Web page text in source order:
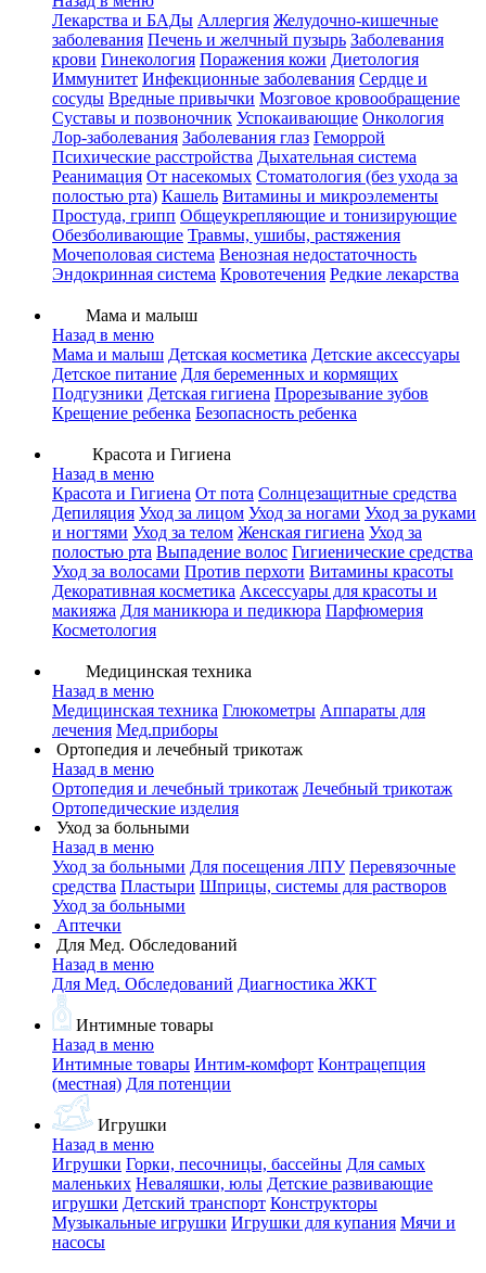
Лекарства и БАДы Аллергия Желудочно-кишечные
заболевания Печень и желчный пузырь Заболевания
крови Гинекология Поражения кожи Диетология
Иммунитет Инфекционные заболевания Сердце и
сосуды Вредные привычки Мозговое кровообращение
Суставы и позвоночник Успокаивающие Онкология
Лор-заболевания Заболевания глаз Геморрой
Психические расстройства Дыхательная система
Реанимация От насекомых Стоматология (без ухода за
полостью рта) Кашель Витамины и микроэлементы
Простуда, грипп Общеукрепляющие и тонизирующие
Обезболивающие Травмы, ушибы, растяжения
Мочеполовая система Венозная недостаточность
Эндокринная система Кровотечения Редкие лекарства
Мама и малыш
Назад в меню
Мама и малыш Детская косметика Детские аксессуары
Детское питание Для беременных и кормящих
Подгузники Детская гигиена Прорезывание зубов
Крещение ребенка Безопасность ребенка
Красота и Гигиена
Назад в меню
Красота и Гигиена От пота Солнцезащитные средства
Депиляция Уход за лицом Уход за ногами Уход за руками
и ногтями Уход за телом Женская гигиена Уход за
полостью рта Выпадение волос Гигиенические средства
Уход за волосами Против перхоти Витамины красоты
Декоративная косметика Аксессуары для красоты и
макияжа Для маникюра и педикюра Парфюмерия
Косметология
Медицинская техника
Назад в меню
Медицинская техника Глюкометры Аппараты для
лечения Мед.приборы
Ортопедия и лечебный трикотаж
Назад в меню
Ортопедия и лечебный трикотаж Лечебный трикотаж
Ортопедические изделия
Уход за больными
Назад в меню
Уход за больными Для посещения ЛПУ Перевязочные
средства Пластыри Шприцы, системы для растворов
Уход за больными
Аптечки
Для Мед. Обследований
Назад в меню
Для Мед. Обследований Диагностика ЖКТ
Интимные товары
Назад в меню
Интимные товары Интим-комфорт Контрацепция
(местная) Для потенции
Игрушки
Назад в меню
Игрушки Горки, песочницы, бассейны Для самых
маленьких Неваляшки, юлы Детские развивающие
игрушки Детский транспорт Конструкторы
Музыкальные игрушки Игрушки для купания Мячи и
насосы